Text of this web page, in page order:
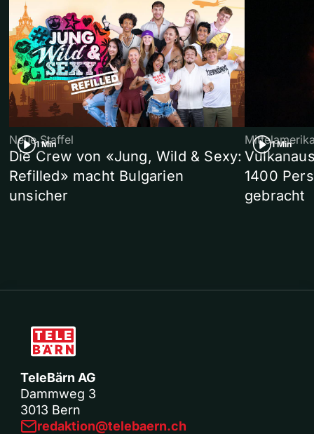
1 Min
Neue Staffel
Die Crew von «Jung, Wild & Sexy:
Refilled» macht Bulgarien
unsicher
1 Min
1400
gebracht
TeleBärn AG
Dammweg 3
3013 Bern
redaktion@telebaern.ch